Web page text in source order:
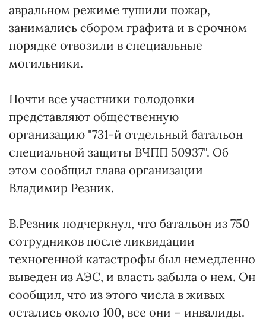
авральном режиме тушили пожар,
занимались сбором графита и в срочном
порядке отвозили в специальные
могильники.
Почти все участники голодовки
представляют общественную
организацию "731-й отдельный батальон
специальной защиты ВЧПП 50937". Об
этом сообщил глава организации
Владимир Резник.
В.Резник подчеркнул, что батальон из 750
сотрудников после ликвидации
техногенной катастрофы был немедленно
выведен из АЭС, и власть забыла о нем. Он
сообщил, что из этого числа в живых
остались около 100, все они – инвалиды.